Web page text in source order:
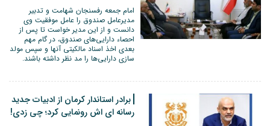
امام جمعه رفسنجان شهامت و تدبیر
مدیرعامل صندوق را عامل موفقیت وی
دانست و از این مدیر خواست تا پس از
احصاء دارایی‌های صندوق، در گام مهم
بعدی اخذ اسناد مالکیتی آنها و سپس مولد
سازی دارایی‌ها را مد نظر داشته باشند.
برادر استاندار کرمان از ادبیات جدید
رسانه ای اش رونمایی کرد؛ چی زدی!